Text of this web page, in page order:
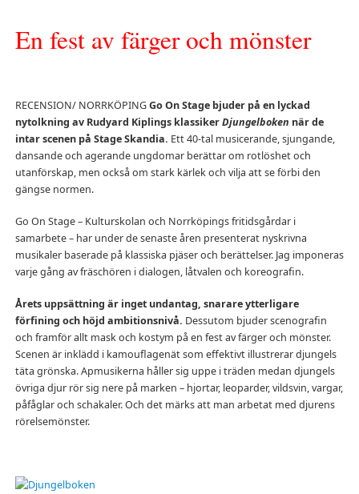
En fest av färger och mönster
RECENSION/ NORRKÖPINGGo On Stage bjuder på en lyckad
nytolkning av Rudyard Kiplings klassikerDjungelboken när de
intar scenen på Stage Skandia. Ett 40-tal musicerande, sjungande,
dansande och agerande ungdomar berättar om rotlöshet och
utanförskap, men också om stark kärlek och vilja att se förbi den
gängse normen.
Go On Stage – Kulturskolan och Norrköpings fritidsgårdar i
samarbete – har under de senaste åren presenterat nyskrivna
musikaler baserade på klassiska pjäser och berättelser. Jag imponeras
varje gång av fräschören i dialogen, låtvalen och koreografin.
Årets uppsättning är inget undantag, snarare ytterligare
förfining och höjd ambitionsnivå. Dessutom bjuder scenografin
och framför allt mask och kostym på en fest av färger och mönster.
Scenen är inklädd i kamouflagenät som effektivt illustrerar djungels
täta grönska. Apmusikerna håller sig uppe i träden medan djungels
övriga djur rör sig nere på marken – hjortar, leoparder, vildsvin, vargar,
påfåglar och schakaler. Och det märks att man arbetat med djurens
rörelsemönster.